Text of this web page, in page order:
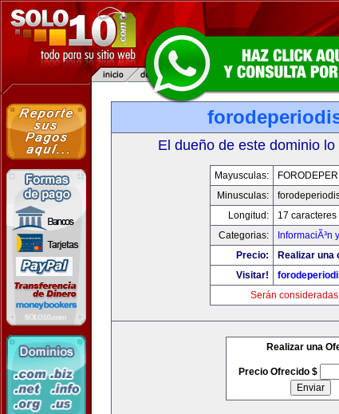
El dueño de este dominio
Mayusculas:
Minusculas:
Longitud:
17 caracteres
Categorias:
InformaciÃ³n
Precio:
Realizar una
Visitar!
Serán
Realizar una
Precio Ofrecido $